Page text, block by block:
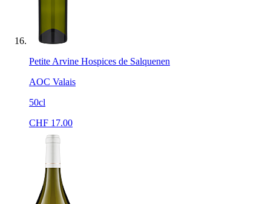
Petite Arvine Hospices de Salquenen
AOC Valais
50cl
CHF 17.00